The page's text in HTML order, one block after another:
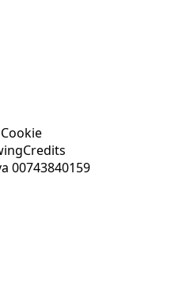
Credits
00743840159